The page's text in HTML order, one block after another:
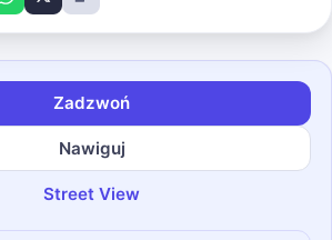
Zadzwoń
Nawiguj
Street View